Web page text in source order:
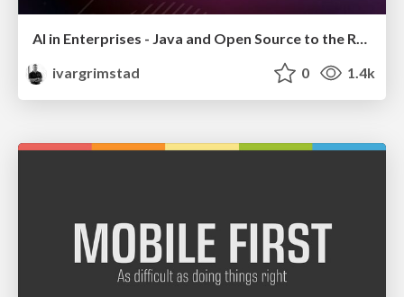
AI in Enterprises - Java and Open Source to the Rescue
ivargrimstad
0 1.4k